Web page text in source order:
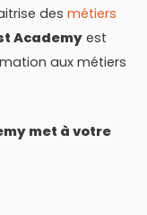
des métiers
Academy est
aux métiers
met à votre